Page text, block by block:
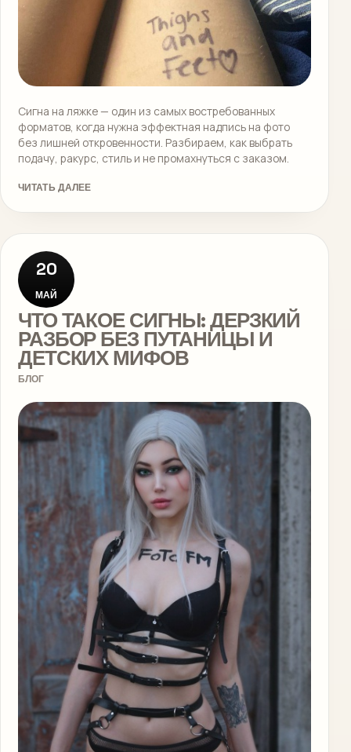
Сигна на ляжке — один из самых востребованных
форматов, когда нужна эффектная надпись на фото
без лишней откровенности. Разбираем, как выбрать
подачу, ракурс, стиль и не промахнуться с заказом.
ЧИТАТЬ ДАЛЕЕ
20
МАЙ
ЧТО ТАКОЕ СИГНЫ: ДЕРЗКИЙ
РАЗБОР БЕЗ ПУТАНИЦЫ И
ДЕТСКИХ МИФОВ
БЛОГ